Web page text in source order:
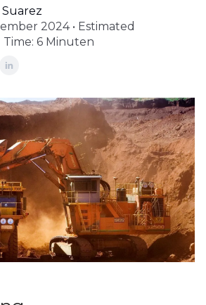
2024 • Estimated
Time: 6 Minuten